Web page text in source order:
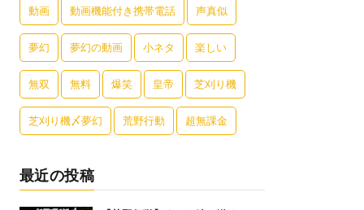
動画 動画機能付き携帯電話 声真似
夢幻 夢幻の動画 小ネタ 楽しい
無双 無料 爆笑 皇帝 芝刈り機
芝刈り機〆夢幻 荒野行動 超無課金
最近の投稿